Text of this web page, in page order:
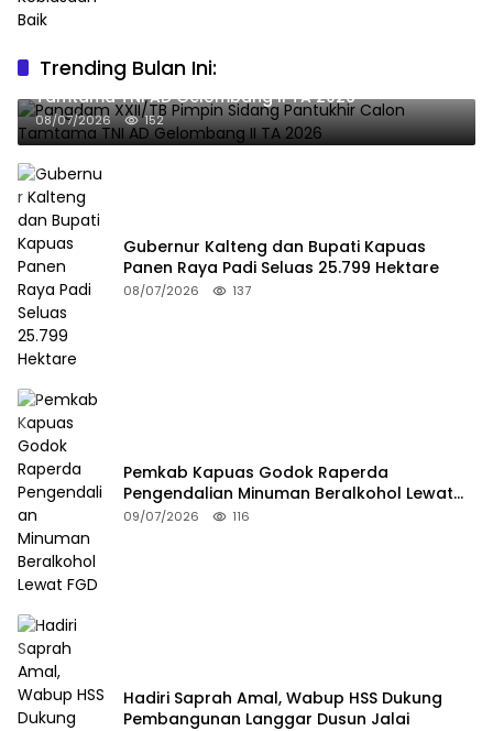
Trending Bulan Ini:
Pangdam XXII/TB Pimpin Sidang Pantukhir Calon
Tamtama TNI AD Gelombang II TA 2026
08/07/2026 152
Gubernur Kalteng dan Bupati Kapuas
Panen Raya Padi Seluas 25.799 Hektare
08/07/2026 137
Pemkab Kapuas Godok Raperda
Pengendalian Minuman Beralkohol Lewat
FGD
09/07/2026 116
Hadiri Saprah Amal, Wabup HSS Dukung
Pembangunan Langgar Dusun Jalai